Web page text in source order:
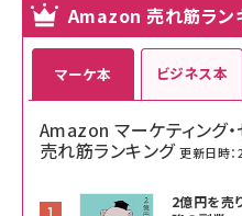
Amazon 売れ筋ラン
マーケ本
Amazon マーケティング
売れ筋ランキング 更新日時
2億円を売
ビジネス本